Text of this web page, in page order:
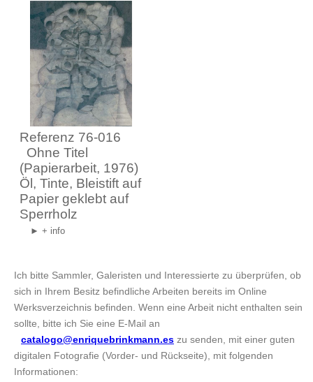
Referenz 76-016
Ohne Titel
(Papierarbeit, 1976)
Öl, Tinte, Bleistift auf
Papier geklebt auf
Sperrholz
► + info
Ich bitte Sammler, Galeristen und Interessierte zu überprüfen, ob
sich in Ihrem Besitz befindliche Arbeiten bereits im Online
Werksverzeichnis befinden. Wenn eine Arbeit nicht enthalten sein
sollte, bitte ich Sie eine E-Mail an
catalogo@enriquebrinkmann.es zu senden, mit einer guten
digitalen Fotografie (Vorder- und Rückseite), mit folgenden
Informationen: